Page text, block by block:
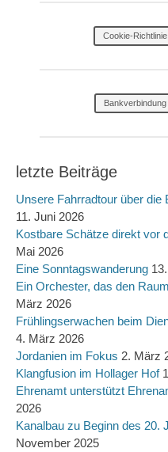
Cookie-Richtlinie
Bankverbindung
letzte Beiträge
Unsere Fahrradtour über die
11. Juni 2026
Kostbare Schätze direkt vor
Mai 2026
Eine Sonntagswanderung
Ein Orchester, das den
März 2026
Frühlingserwachen beim
4. März 2026
Jordanien im Fokus 2. März
Klangfusion im Hollager Hof
Ehrenamt unterstützt
2026
Kanalbau zu Beginn des 20.
November 2025